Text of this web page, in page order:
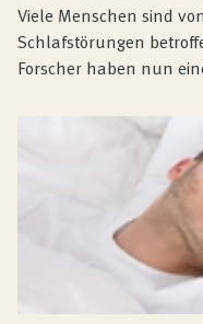
Viele Menschen sind
Schlafstörungen
Forscher haben nun